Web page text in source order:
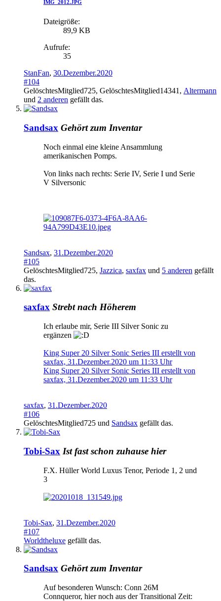
IMG_2012.JPG
Dateigröße:
89,9 KB
Aufrufe:
35
StanFan, 30.Dezember.2020
#104
GelöschtesMitglied725, GelöschtesMitglied14341 , Altermann
und 2 anderen gefällt das.
Sandsax Gehört zum Inventar
Noch einmal eine kleine Ansammlung
amerikanischen Pomps.
Von links nach rechts: Serie IV, Serie I und Serie
V Silversonic
Sandsax, 31.Dezember.2020
#105
GelöschtesMitglied725, Jazzica, saxfax und 5 anderen gefällt
das.
saxfax Strebt nach Höherem
Ich erlaube mir, Serie III Silver Sonic zu
ergänzen
King Super 20 Silver Sonic Series III erstellt von
saxfax, 31.Dezember.2020 um 11:33 Uhr
King Super 20 Silver Sonic Series III erstellt von
saxfax, 31.Dezember.2020 um 11:33 Uhr
saxfax, 31.Dezember.2020
#106
GelöschtesMitglied725 und Sandsax gefällt das.
Tobi-Sax Ist fast schon zuhause hier
F.X. Hüller World Luxus Tenor, Periode 1, 2 und
3
Tobi-Sax, 31.Dezember.2020
#107
Worldtheluxe gefällt das.
Sandsax Gehört zum Inventar
Auf besonderen Wunsch: Conn 26M
Connqueror, hier noch aus der Transitional Zeit: